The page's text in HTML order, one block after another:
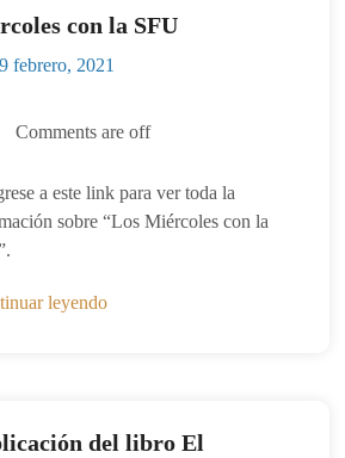
con la SFU
febrero, 2021
Comments are off
a este link para ver toda la
sobre “Los Miércoles con la
leyendo
del libro El